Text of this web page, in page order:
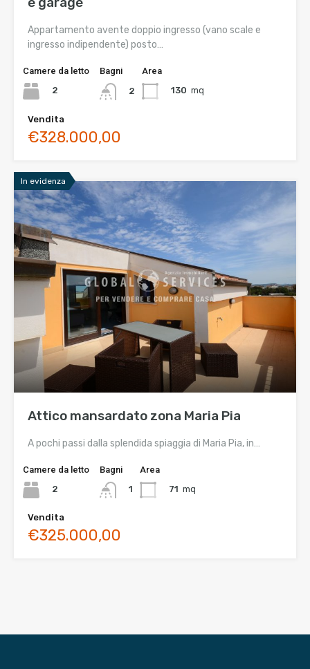
Appartamento avente doppio ingresso (vano scale e
ingresso indipendente) posto…
Camere da letto
2
Bagni
2
Area
130 mq
Vendita
€328.000,00
In evidenza
Attico mansardato zona Maria Pia
A pochi passi dalla splendida spiaggia di Maria Pia, in…
Camere da letto
2
Bagni
1
Area
71 mq
Vendita
€325.000,00